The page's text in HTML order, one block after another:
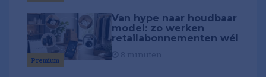
Premium
Van hype naar houdbaar
model: zo werken
retailabonnementen wél